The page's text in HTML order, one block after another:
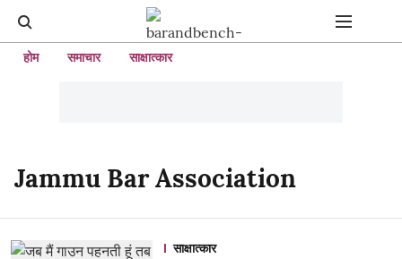
होम समाचार साक्षात्कार
Jammu Bar Association
साक्षात्कार